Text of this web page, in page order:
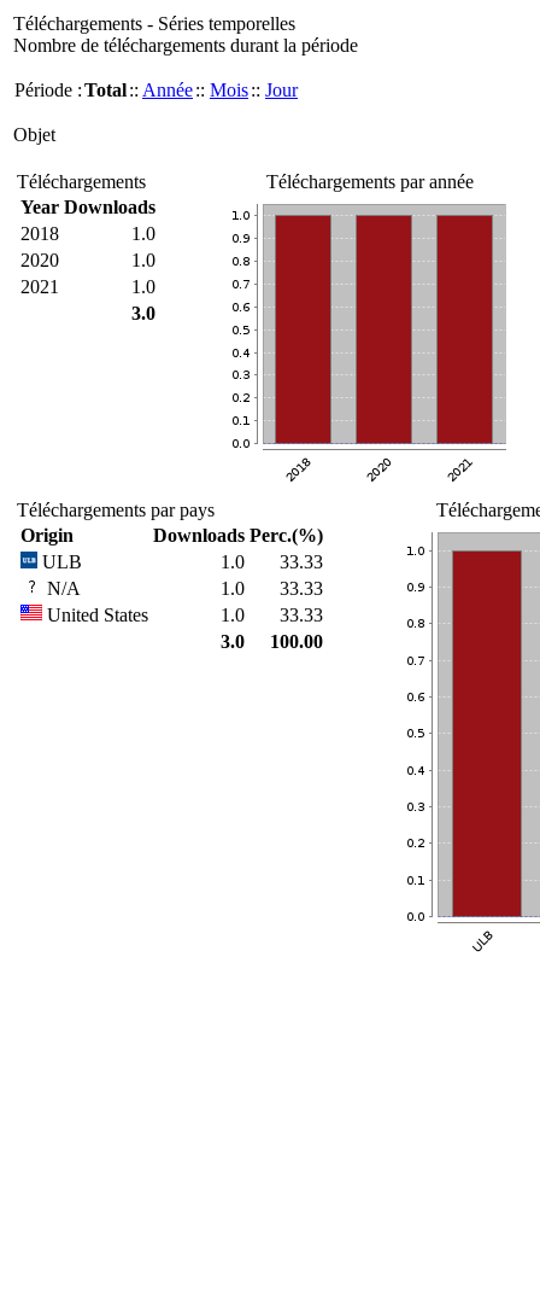
Téléchargements - Séries temporelles
Nombre de téléchargements durant la période
Période :Total:: Année:: Mois:: Jour
Objet
Téléchargements
Year Downloads
2018
1.0
2020
1.0
2021
1.0
3.0
Téléchargements par année
Téléchargements par pays
Origin
Downloads Perc.(%)
ULB
1.0
33.33
N/A
1.0
33.33
United States
1.0
33.33
3.0
100.00